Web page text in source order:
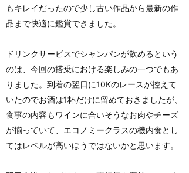
もキレイだったので少し古い作品から最新の作
品まで快適に鑑賞できました。
ドリンクサービスでシャンパンが飲めるという
のは、今回の搭乗における楽しみの一つでもあ
りました。到着の翌日に10Kのレースが控えて
いたのでお酒は1杯だけに留めておきましたが、
食事の内容もワインに合いそうなお肉やチーズ
が揃っていて、エコノミークラスの機内食とし
てはレベルが高いほうではないかと思います。